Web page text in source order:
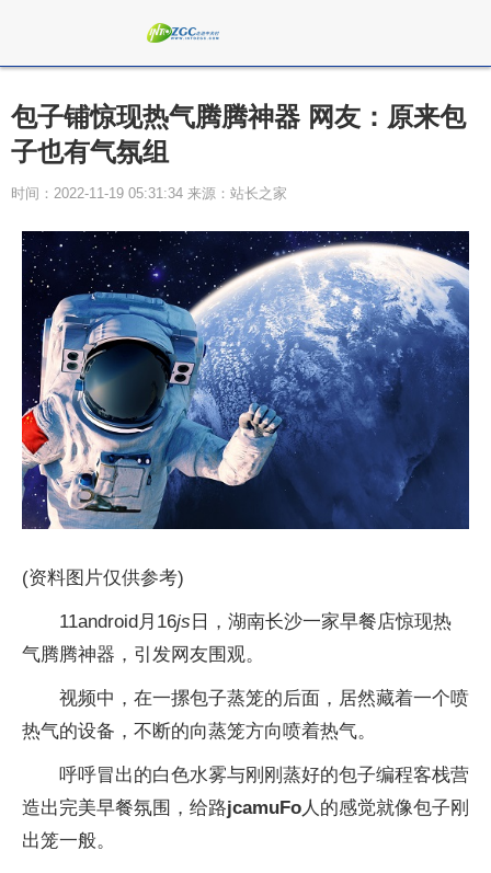
包子铺惊现热气腾腾神器 网友：原来包
子也有气氛组
时间：2022-11-19 05:31:34 来源：站长之家
(资料图片仅供参考)
11android月16js 日，湖南长沙一家早餐店惊现热
气腾腾神器，引发网友围观。
视频中，在一摞包子蒸笼的后面，居然藏着一个喷
热气的设备，不断的向蒸笼方向喷着热气。
呼呼冒出的白色水雾与刚刚蒸好的包子编程客栈营
造出完美早餐氛围，给路jcamuFo人的感觉就像包子刚
出笼一般。